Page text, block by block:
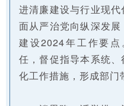
进清廉建设与行业现
面从严治党向纵深发
建设2024年工作要
任，督促指导本系统
化工作措施，形成部门